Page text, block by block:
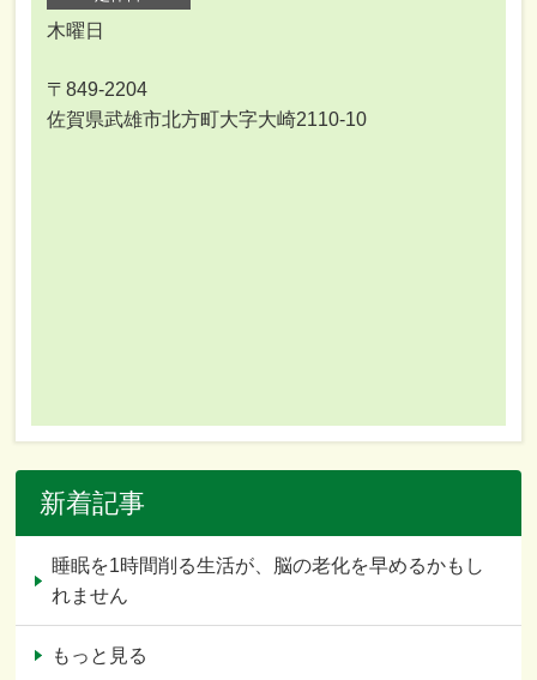
木曜日
〒849-2204
佐賀県武雄市北方町大字大崎2110-10
新着記事
睡眠を1時間削る生活が、脳の老化を早めるかもし
れません
もっと見る